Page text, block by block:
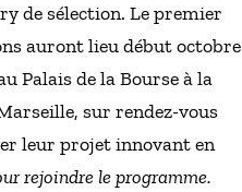
de sélection. Le premier
auront lieu début octobre
Palais de la Bourse à la
sur rendez-vous
leur projet innovant en
rejoindre le programme.